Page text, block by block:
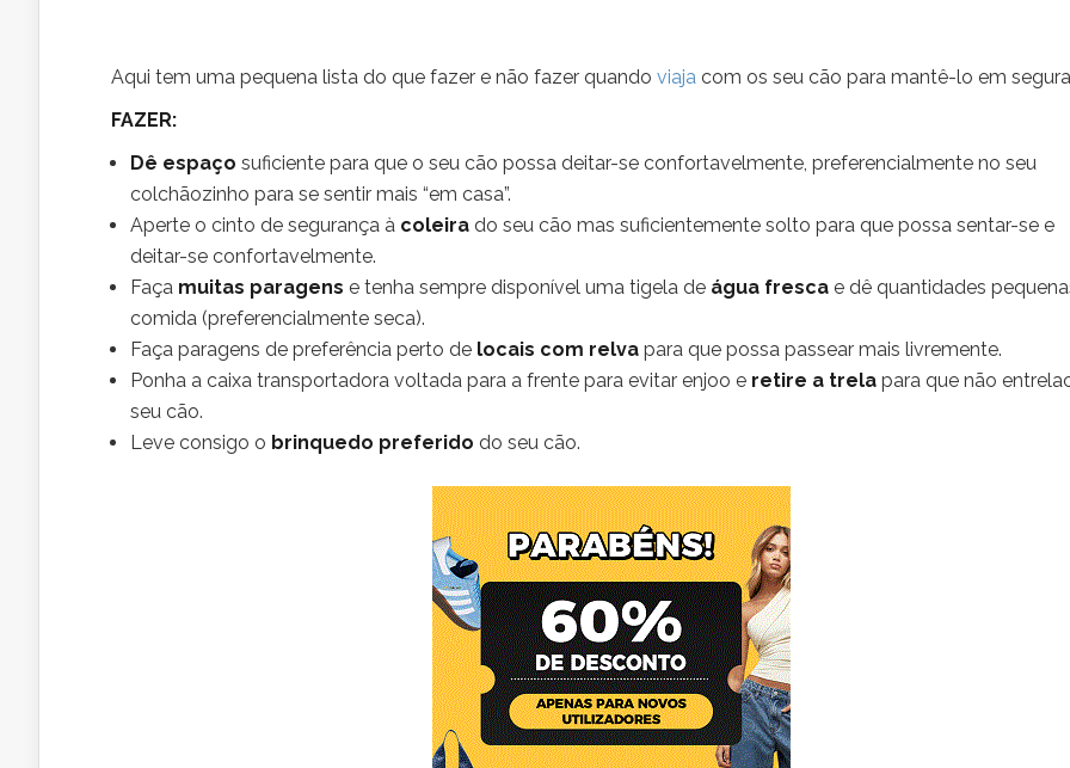
Aqui tem uma pequena lista do que fazer e não fazer quando viaja com os seu cão para mantê-lo em
FAZER:
Dê espaço suficiente para que o seu cão possa deitar-se confortavelmente, preferencialmente no seu
colchãozinho para se sentir mais “em casa”.
Aperte o cinto de segurança à coleira do seu cão mas suficientemente solto para que possa sentar-se e
deitar-se confortavelmente.
Faça muitas paragens e tenha sempre disponível uma tigela de água fresca e dê quantidades
comida (preferencialmente seca).
Faça paragens de preferência perto de locais com relva para que possa passear mais livremente.
Ponha a caixa transportadora voltada para a frente para evitar enjoo e retire a trela para que não
seu cão.
Leve consigo o brinquedo preferido do seu cão.